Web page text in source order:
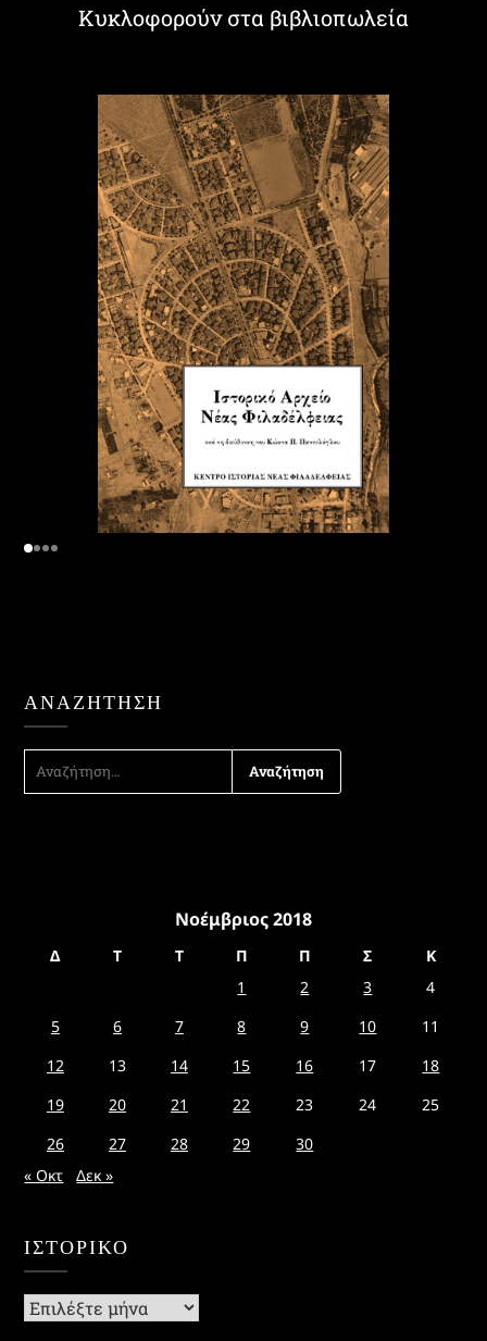
Κυκλοφορούν στα βιβλιοπωλεία
ΑΝΑΖΉΤΗΣΗ
ΑΝΑΖΉΤΗΣΗ
Νοέμβριος 2018
Δ Τ Τ Π Π Σ
Κ
1
2 3
4
5
6 7 8 9 10
11
12
13 14 15 16 17
18
19
20 21 22 23 24
25
26
27 28 29
30
« Οκτ
Δεκ »
ΙΣΤΟΡΙΚΌ
Ιστορικό